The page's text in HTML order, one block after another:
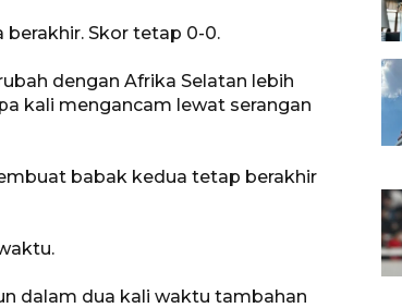
Skor tetap 0-0.
dengan Afrika Selatan lebih
kali mengancam lewat serangan
babak kedua tetap berakhir
dalam dua kali waktu tambahan